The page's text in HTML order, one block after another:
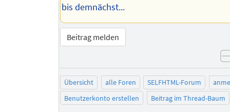
bis demnächst...
Beitrag melden
Übersicht alle Foren SELFHTML-Forum
Benutzerkonto erstellen
Beitrag im Thread-Baum